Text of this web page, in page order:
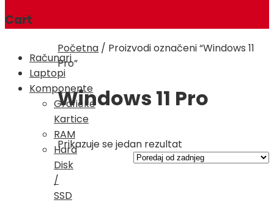
Cart
Računari
Laptopi
Komponente
Grafičke
Kartice
RAM
Hard
Disk
/
SSD
Početna / Proizvodi označeni “Windows 11
Pro”
Windows 11 Pro
Prikazuje se jedan rezultat